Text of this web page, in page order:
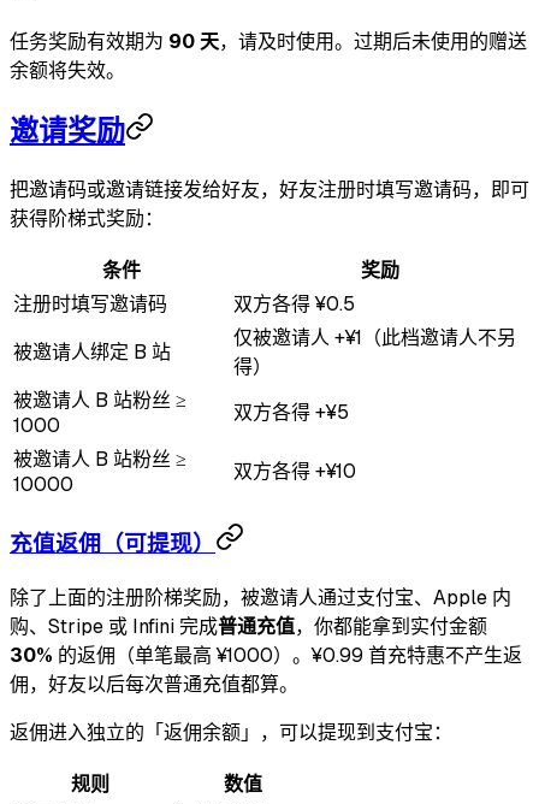
任务奖励有效期为 90 天，请及时使用。过期后未使用的赠送
余额将失效。
邀请奖励
把邀请码或邀请链接发给好友，好友注册时填写邀请码，即可
获得阶梯式奖励：
条件
奖励
注册时填写邀请码
双方各得 ¥0.5
被邀请人绑定 B 站
仅被邀请人 +¥1（此档邀请人不另
得）
被邀请人 B 站粉丝 ≥
1000
双方各得 +¥5
被邀请人 B 站粉丝 ≥
10000
双方各得 +¥10
充值返佣（可提现）
除了上面的注册阶梯奖励，被邀请人通过支付宝、Apple 内
购、Stripe 或 Infini 完成普通充值，你都能拿到实付金额
30% 的返佣（单笔最高 ¥1000）。¥0.99 首充特惠不产生返
佣，好友以后每次普通充值都算。
返佣进入独立的「返佣余额」，可以提现到支付宝：
规则
数值